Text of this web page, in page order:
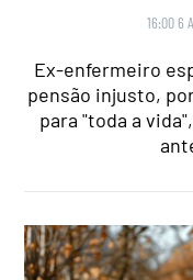
16:00 6
Ex-enfermeiro
pensão injusto,
para "toda a